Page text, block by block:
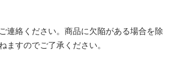
連絡ください。商品に欠陥がある場合を除
ますのでご了承ください。